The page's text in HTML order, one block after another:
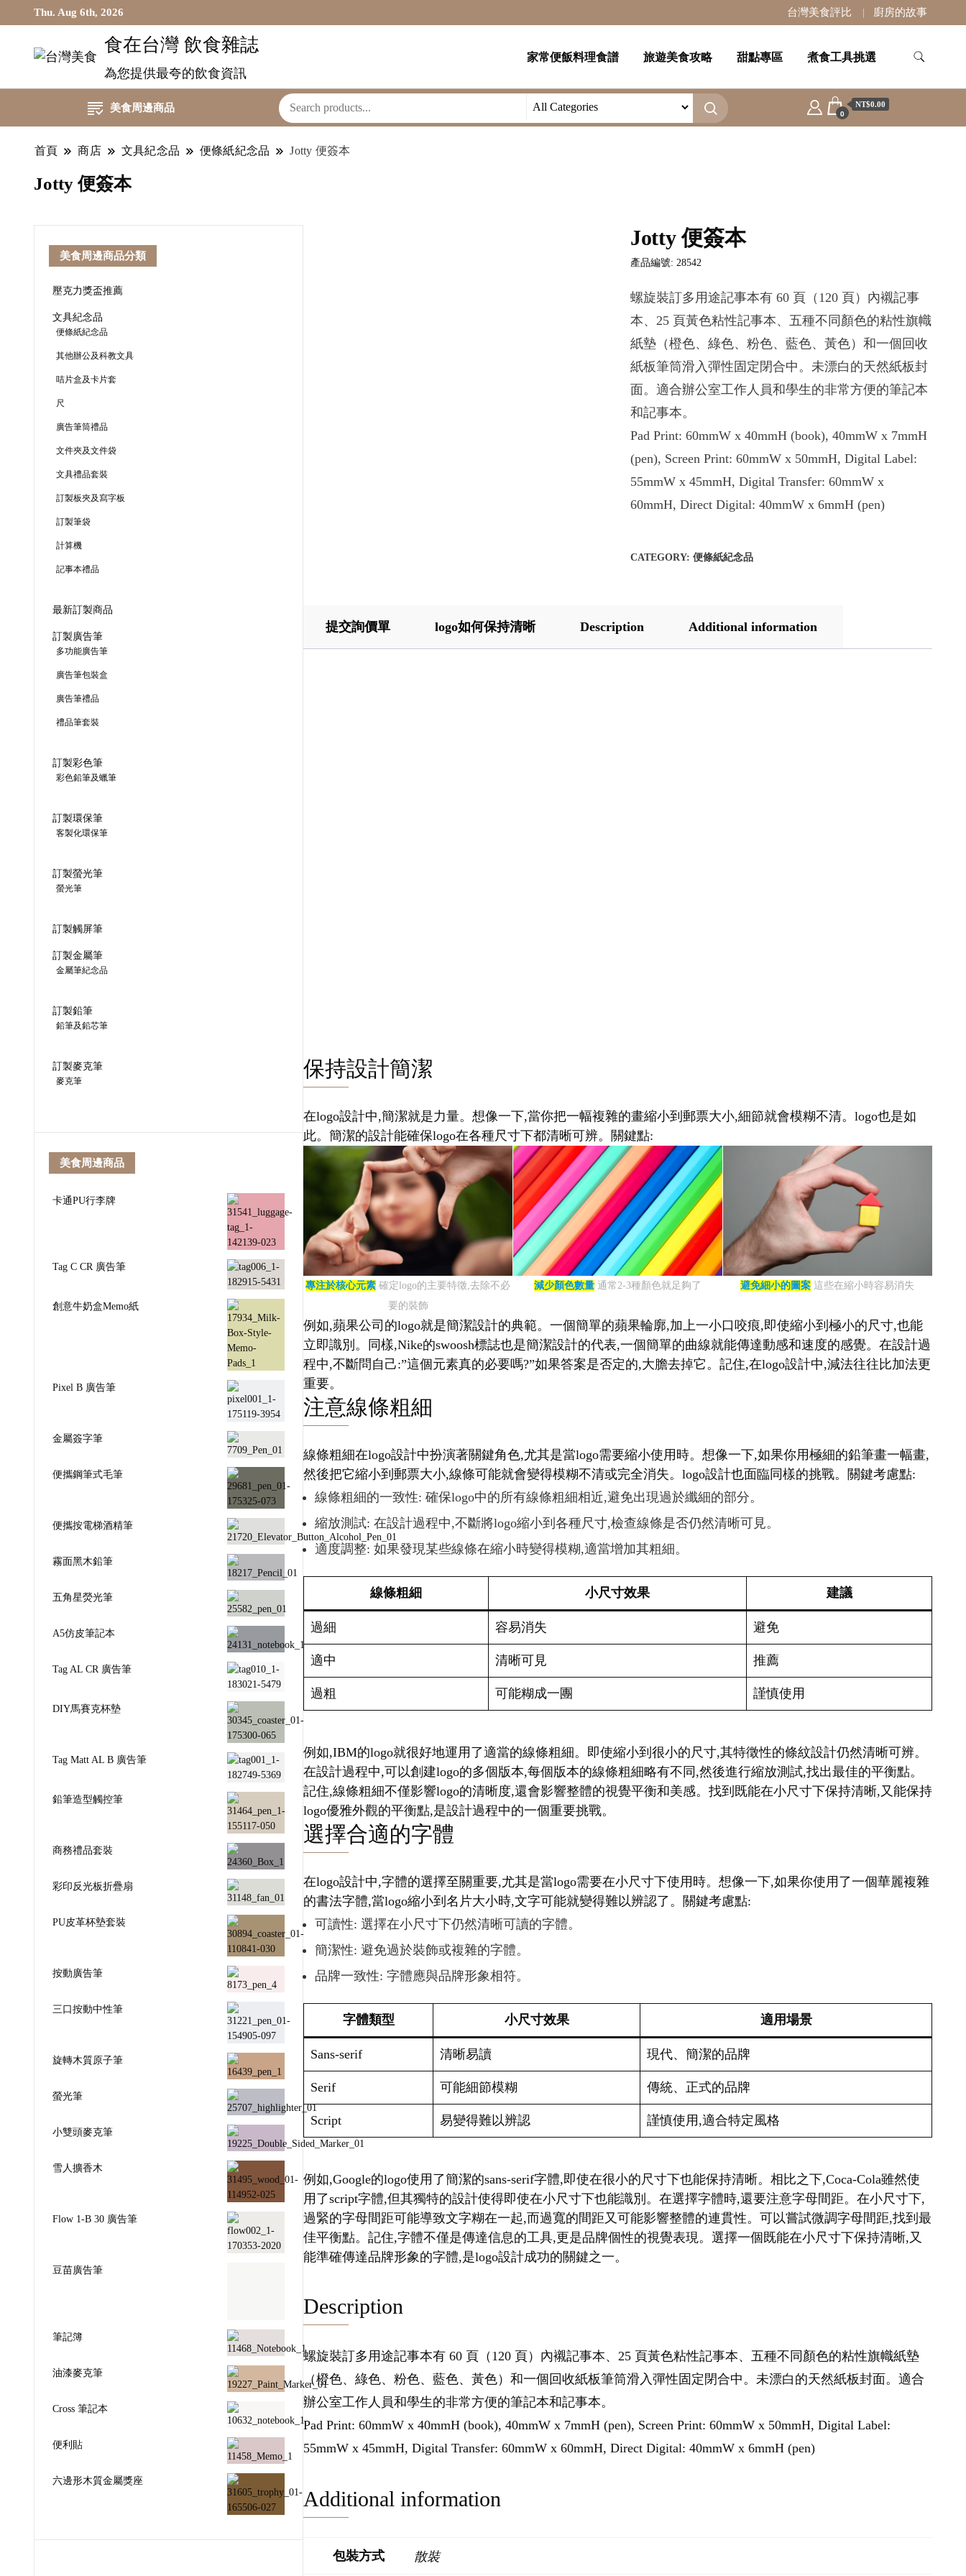
Thu. Aug 6th, 2026 台灣美食評比 廚房的故事
食在台灣 飲食雜誌
為您提供最夸的飲食資訊
家常便飯料理食譜 旅遊美食攻略 甜點專區 煮食工具挑選
美食周邊商品 0
NT$0.00
首頁 商店 文具紀念品 便條紙紀念品 Jotty 便簽本
Jotty 便簽本
Jotty 便簽本
產品編號: 28542
螺旋裝訂多用途記事本有 60 頁（120 頁）內襯記事
本、25 頁黃色粘性記事本、五種不同顏色的粘性旗幟
紙墊（橙色、綠色、粉色、藍色、黃色）和一個回收
紙板筆筒滑入彈性固定閉合中。未漂白的天然紙板封
面。適合辦公室工作人員和學生的非常方便的筆記本
和記事本。
Pad Print: 60mmW x 40mmH (book), 40mmW x 7mmH
(pen), Screen Print: 60mmW x 50mmH, Digital Label:
55mmW x 45mmH, Digital Transfer: 60mmW x
60mmH, Direct Digital: 40mmW x 6mmH (pen)
CATEGORY: 便條紙紀念品
提交詢價單 logo如何保持清晰 Description Additional information
保持設計簡潔
在logo設計中,簡潔就是力量。想像一下,當你把一幅複雜的畫縮小到郵票大小,細節就會模糊不清。logo也是如
此。簡潔的設計能確保logo在各種尺寸下都清晰可辨。關鍵點:
專注於核心元素 確定logo的主要特徵,去除不必
要的裝飾
減少顏色數量 通常2-3種顏色就足夠了 避免細小的圖案 這些在縮小時容易消失
例如,蘋果公司的logo就是簡潔設計的典範。一個簡單的蘋果輪廓,加上一小口咬痕,即使縮小到極小的尺寸,也能
立即識別。同樣,Nike的swoosh標誌也是簡潔設計的代表,一個簡單的曲線就能傳達動感和速度的感覺。在設計過
程中,不斷問自己:”這個元素真的必要嗎?”如果答案是否定的,大膽去掉它。記住,在logo設計中,減法往往比加法更
重要。
注意線條粗細
線條粗細在logo設計中扮演著關鍵角色,尤其是當logo需要縮小使用時。想像一下,如果你用極細的鉛筆畫一幅畫,
然後把它縮小到郵票大小,線條可能就會變得模糊不清或完全消失。logo設計也面臨同樣的挑戰。關鍵考慮點:
線條粗細的一致性: 確保logo中的所有線條粗細相近,避免出現過於纖細的部分。
縮放測試: 在設計過程中,不斷將logo縮小到各種尺寸,檢查線條是否仍然清晰可見。
適度調整: 如果發現某些線條在縮小時變得模糊,適當增加其粗細。
線條粗細 小尺寸效果 建議
過細 容易消失 避免
適中 清晰可見 推薦
過粗 可能糊成一團 謹慎使用
例如,IBM的logo就很好地運用了適當的線條粗細。即使縮小到很小的尺寸,其特徵性的條紋設計仍然清晰可辨。
在設計過程中,可以創建logo的多個版本,每個版本的線條粗細略有不同,然後進行縮放測試,找出最佳的平衡點。
記住,線條粗細不僅影響logo的清晰度,還會影響整體的視覺平衡和美感。找到既能在小尺寸下保持清晰,又能保持
logo優雅外觀的平衡點,是設計過程中的一個重要挑戰。
選擇合適的字體
在logo設計中,字體的選擇至關重要,尤其是當logo需要在小尺寸下使用時。想像一下,如果你使用了一個華麗複雜
的書法字體,當logo縮小到名片大小時,文字可能就變得難以辨認了。關鍵考慮點:
可讀性: 選擇在小尺寸下仍然清晰可讀的字體。
簡潔性: 避免過於裝飾或複雜的字體。
品牌一致性: 字體應與品牌形象相符。
字體類型 小尺寸效果 適用場景
Sans-serif 清晰易讀 現代、簡潔的品牌
Serif 可能細節模糊 傳統、正式的品牌
Script 易變得難以辨認 謹慎使用,適合特定風格
例如,Google的logo使用了簡潔的sans-serif字體,即使在很小的尺寸下也能保持清晰。相比之下,Coca-Cola雖然使
用了script字體,但其獨特的設計使得即使在小尺寸下也能識別。在選擇字體時,還要注意字母間距。在小尺寸下,
過緊的字母間距可能導致文字糊在一起,而過寬的間距又可能影響整體的連貫性。可以嘗試微調字母間距,找到最
佳平衡點。記住,字體不僅是傳達信息的工具,更是品牌個性的視覺表現。選擇一個既能在小尺寸下保持清晰,又
能準確傳達品牌形象的字體,是logo設計成功的關鍵之一。
Description
螺旋裝訂多用途記事本有 60 頁（120 頁）內襯記事本、25 頁黃色粘性記事本、五種不同顏色的粘性旗幟紙墊
（橙色、綠色、粉色、藍色、黃色）和一個回收紙板筆筒滑入彈性固定閉合中。未漂白的天然紙板封面。適合
辦公室工作人員和學生的非常方便的筆記本和記事本。
Pad Print: 60mmW x 40mmH (book), 40mmW x 7mmH (pen), Screen Print: 60mmW x 50mmH, Digital Label:
55mmW x 45mmH, Digital Transfer: 60mmW x 60mmH, Direct Digital: 40mmW x 6mmH (pen)
Additional information
包裝方式 散裝
美食周邊商品分類
壓克力獎盃推薦
文具紀念品
便條紙紀念品
其他辦公及科教文具
咭片盒及卡片套
尺
廣告筆筒禮品
文件夾及文件袋
文具禮品套裝
訂製板夾及寫字板
訂製筆袋
計算機
記事本禮品
最新訂製商品
訂製廣告筆
多功能廣告筆
廣告筆包裝盒
廣告筆禮品
禮品筆套裝
訂製彩色筆
彩色鉛筆及蠟筆
訂製環保筆
客製化環保筆
訂製螢光筆
螢光筆
訂製觸屏筆
訂製金屬筆
金屬筆紀念品
訂製鉛筆
鉛筆及鉛芯筆
訂製麥克筆
麥克筆
美食周邊商品
卡通PU行李牌
Tag C CR 廣告筆
創意牛奶盒Memo紙
Pixel B 廣告筆
金屬簽字筆
便攜鋼筆式毛筆
便攜按電梯酒精筆
霧面黑木鉛筆
五角星熒光筆
A5仿皮筆記本
Tag AL CR 廣告筆
DIY馬賽克杯墊
Tag Matt AL B 廣告筆
鉛筆造型觸控筆
商務禮品套裝
彩印反光板折疊扇
PU皮革杯墊套裝
按動廣告筆
三口按動中性筆
旋轉木質原子筆
螢光筆
小雙頭麥克筆
雪人擴香木
Flow 1-B 30 廣告筆
豆苗廣告筆
油漆麥克筆
Cross 筆記本
便利貼
六邊形木質金屬獎座